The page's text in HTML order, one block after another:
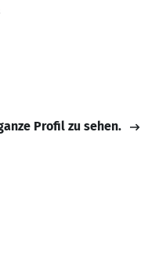
Profil zu sehen.